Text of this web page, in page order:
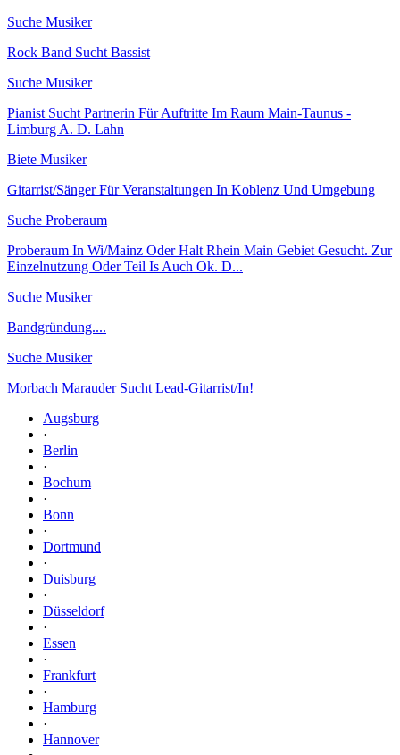
Suche Musiker
Rock Band Sucht Bassist
Suche Musiker
Pianist Sucht Partnerin Für Auftritte Im Raum Main-Taunus -
Limburg A. D. Lahn
Biete Musiker
Gitarrist/Sänger Für Veranstaltungen In Koblenz Und Umgebung
Suche Proberaum
Proberaum In Wi/Mainz Oder Halt Rhein Main Gebiet Gesucht. Zur
Einzelnutzung Oder Teil Is Auch Ok. D...
Suche Musiker
Bandgründung....
Suche Musiker
Morbach Marauder Sucht Lead-Gitarrist/In!
Augsburg
·
Berlin
·
Bochum
·
Bonn
·
Dortmund
·
Duisburg
·
Düsseldorf
·
Essen
·
Frankfurt
·
Hamburg
·
Hannover